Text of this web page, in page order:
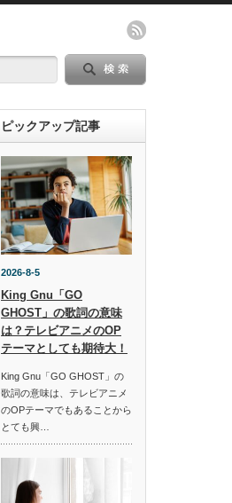
ピックアップ記事
2026-8-5
King Gnu「GO
GHOST」の歌詞の意味
は？テレビアニメのOP
テーマとしても期待大！
King Gnu「GO GHOST」の
歌詞の意味は、テレビアニメ
のOPテーマでもあることから
とても興…